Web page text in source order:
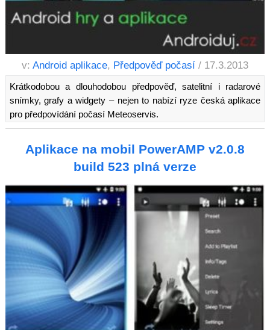
v: Android aplikace, Předpověď počasí / 17.3.2013
Krátkodobou a dlouhodobou předpověď, satelitní i radarové
snímky, grafy a widgety – nejen to nabízí ryze česká aplikace
pro předpovídání počasí Meteoservis.
Aplikace na mobil PowerAMP v2.0.8
build 523 plná verze